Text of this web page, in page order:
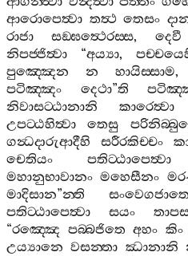
ආරොපෙත්‍වා තත්‍ථ තෙසං
රාජා
සඞ‍්ඝත්‍ථෙරස‍්ස, දෙවී
නිපජ‍්ජිත්‍වා “අය්‍යා,
පුඤ‍්ඤෙන
න හායිස‍්සාම,
පටිඤ‍්ඤං
දෙථා”ති
නිවාසට‍්ඨානානි
කාරෙත්‍වා
උපට‍්ඨහිත්‍වා
තෙසු
ගන්‍ධදාරුආදීහි
සරීරකිච‍්චං
චෙතියං
පතිට‍්ඨාපෙත්‍වා
මහානුභාවානං මහෙසීනං
මාදිසාන”න‍්ති
පතිට‍්ඨාපෙත්‍වා
සයං
“රඤ‍්ඤෙ පබ‍්බජිතෙ අහං කිං
උය්‍යානෙ වසන‍්තා ඣානානි